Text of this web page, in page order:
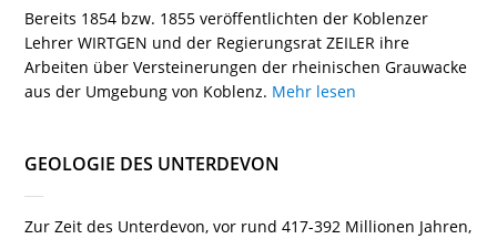
Bereits 1854 bzw. 1855 veröffentlichten der Koblenzer
Lehrer WIRTGEN und der Regierungsrat ZEILER ihre
Arbeiten über Versteinerungen der rheinischen Grauwacke
aus der Umgebung von Koblenz. Mehr lesen
GEOLOGIE DES UNTERDEVON
Zur Zeit des Unterdevon, vor rund 417-392 Millionen Jahren,